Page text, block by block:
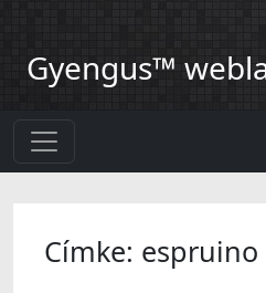
Gyengus™
Címke: espruino